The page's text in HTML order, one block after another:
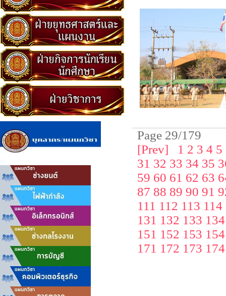
Page 29/179
[Prev]
1 2 3 4 5
31 32 33 34 35
59 60 61 62 63
87 88 89 90 91
111 112 113 114
131 132 133 134
151 152 153 154
171 172 173 174